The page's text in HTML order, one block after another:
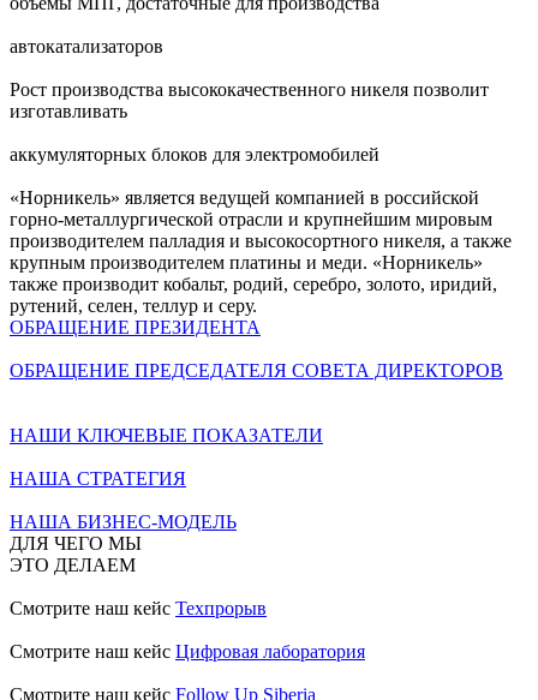
автокатализаторов
Рост производства высококачественного никеля позволит
изготавливать
аккумуляторных блоков для электромобилей
«Норникель» является ведущей компанией в российской
горно-металлургической отрасли и крупнейшим мировым
производителем палладия и высокосортного никеля, а также
крупным производителем платины и меди. «Норникель»
также производит кобальт, родий, серебро, золото, иридий,
рутений, селен, теллур и серу.
ОБРАЩЕНИЕ ПРЕЗИДЕНТА
ОБРАЩЕНИЕ ПРЕДСЕДАТЕЛЯ СОВЕТА ДИРЕКТОРОВ
НАШИ КЛЮЧЕВЫЕ ПОКАЗАТЕЛИ
НАША СТРАТЕГИЯ
НАША БИЗНЕС-МОДЕЛЬ
ДЛЯ ЧЕГО МЫ
ЭТО ДЕЛАЕМ
Смотрите наш кейс Техпрорыв
Смотрите наш кейс Цифровая лаборатория
Смотрите наш кейс Follow Up Siberia